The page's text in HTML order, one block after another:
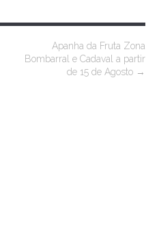
Apanha da Fruta Zona
Bombarral e Cadaval a partir
de 15 de Agosto →